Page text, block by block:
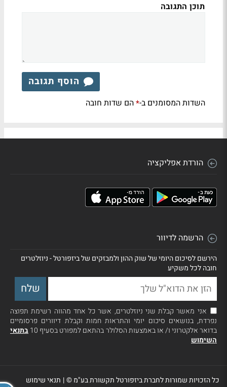
תוכן התגובה
הוסף תגובה
השדות המסומנים ב-*הם שדות חובה
הורדת אפליקציה
הרשמה לדיוור
הירשם לסיכום היומי של שוק ההון ולמבזקים של ביזפורטל - ניוזלטרים
חובה לכל משקיע
אני מאשר קבלת שני ניוזלטרים, אשר כל אחד מהווה רשימת תפוצה
נפרדת, בנושאים סיכום יומי והתראות חמות וקבלת דיוורים פרסומיים
בדואר אלקטרוני ו/ או באמצעות הסלולר בהתאם למפורט בסעיף 10
בתנאי
השימוש
כל הזכויות שמורות לחברת ביזפורטל תקשורת בע"מ ©| תנאי שימוש